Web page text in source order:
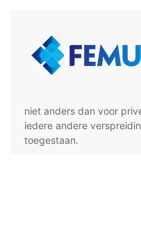
niet anders dan voor
iedere andere
toegestaan.